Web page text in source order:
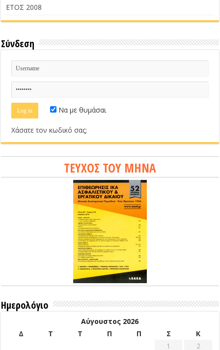
ΕΤΟΣ 2008
Σύνδεση
Να με θυμάσαι
Χάσατε τον κωδικό σας;
ΤΕΥΧΟΣ ΤΟΥ ΜΗΝΑ
Ημερολόγιο
Αύγουστος 2026
Δ
Τ Τ Π Π Σ
Κ
1
2